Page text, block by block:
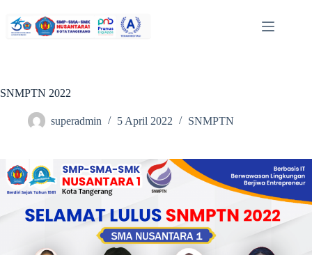
SNMPTN 2022
superadmin 5 April 2022 SNMPTN